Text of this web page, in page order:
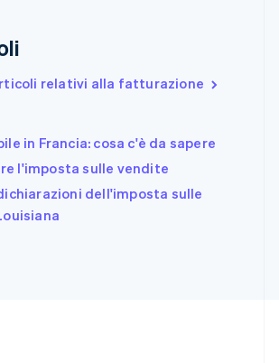
relativi alla fatturazione
in Francia: cosa c'è da sapere
l'imposta sulle vendite
dell'imposta sulle